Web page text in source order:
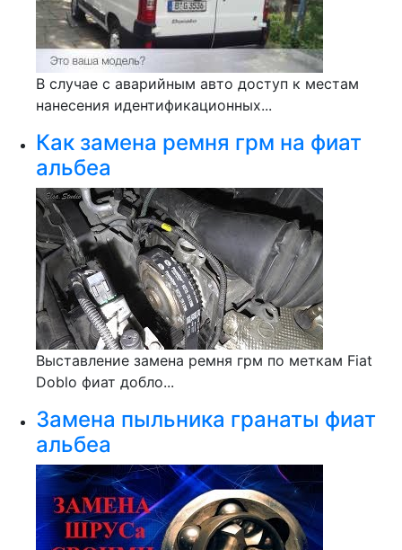
В случае с аварийным авто доступ к местам
нанесения идентификационных...
Как замена ремня грм на фиат
альбеа
Выставление замена ремня грм по меткам Fiat
Doblo фиат добло...
Замена пыльника гранаты фиат
альбеа